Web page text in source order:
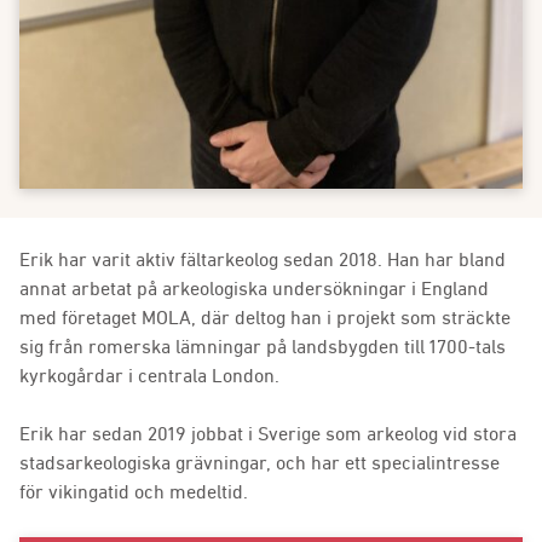
Erik har varit aktiv fältarkeolog sedan 2018. Han har bland
annat arbetat på arkeologiska undersökningar i England
med företaget MOLA, där deltog han i projekt som sträckte
sig från romerska lämningar på landsbygden till 1700-tals
kyrkogårdar i centrala London.
Erik har sedan 2019 jobbat i Sverige som arkeolog vid stora
stadsarkeologiska grävningar, och har ett specialintresse
för vikingatid och medeltid.